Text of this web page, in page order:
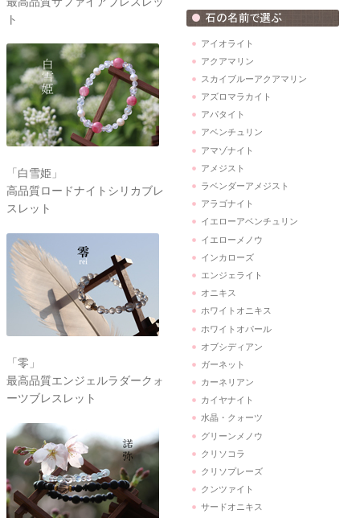
ト
「白雪姫」
高品質ロードナイトシリカブレ
スレット
「零」
最高品質エンジェルラダークォ
ーツブレスレット
アイオライト
アクアマリン
スカイブルーアクアマリン
アズロマラカイト
アパタイト
アベンチュリン
アマゾナイト
アメジスト
ラベンダーアメジスト
アラゴナイト
イエローアベンチュリン
イエローメノウ
インカローズ
エンジェライト
オニキス
ホワイトオニキス
ホワイトオパール
オブシディアン
ガーネット
カーネリアン
カイヤナイト
水晶・クォーツ
グリーンメノウ
クリソコラ
クリソプレーズ
クンツァイト
サードオニキス